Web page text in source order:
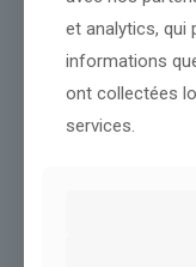
Partager le contenu
et analytics, qui
informations
ont collectées
services.